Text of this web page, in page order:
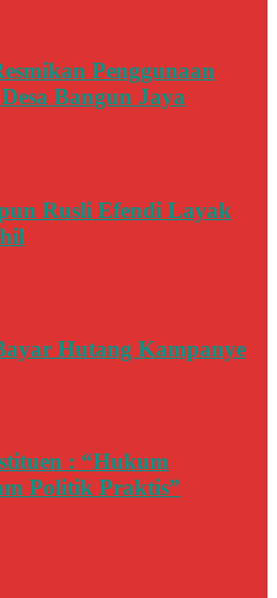
Penggunaan
Bangun Jaya
Rusli Efendi Layak
Hutang Kampanye
: “Hukum
Politik Praktis”